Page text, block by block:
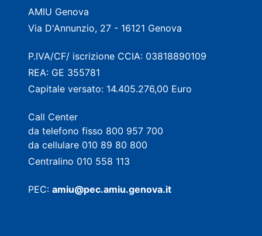
AMIU Genova
Via D'Annunzio, 27 - 16121 Genova
P.IVA/CF/ iscrizione CCIA: 03818890109
REA: GE 355781
Capitale versato: 14.405.276,00 Euro
Call Center
da telefono fisso 800 957 700
da cellulare 010 89 80 800
Centralino 010 558 113
PEC: amiu@pec.amiu.genova.it